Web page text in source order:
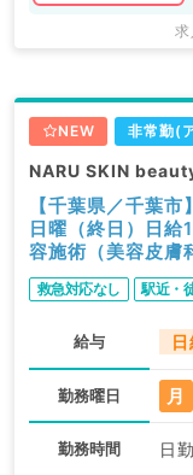
NEW 非常勤(
NARU SKIN
【千葉県／千葉
日曜（終日）日
容施術（美容皮膚
救急対応なし 駅近・
給与
勤務曜日 月
勤務時間 日